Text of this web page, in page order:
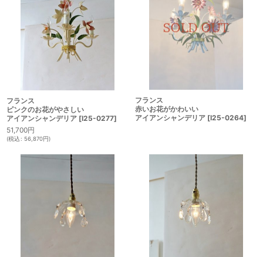
フランス
ピンクのお花がやさしい
アイアンシャンデリア [I25-0277]
51,700円
(税込: 56,870円)
フランス
赤いお花がかわいい
アイアンシャンデリア [I25-0264]